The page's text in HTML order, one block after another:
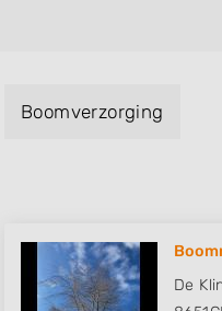
Boomverzorging
De